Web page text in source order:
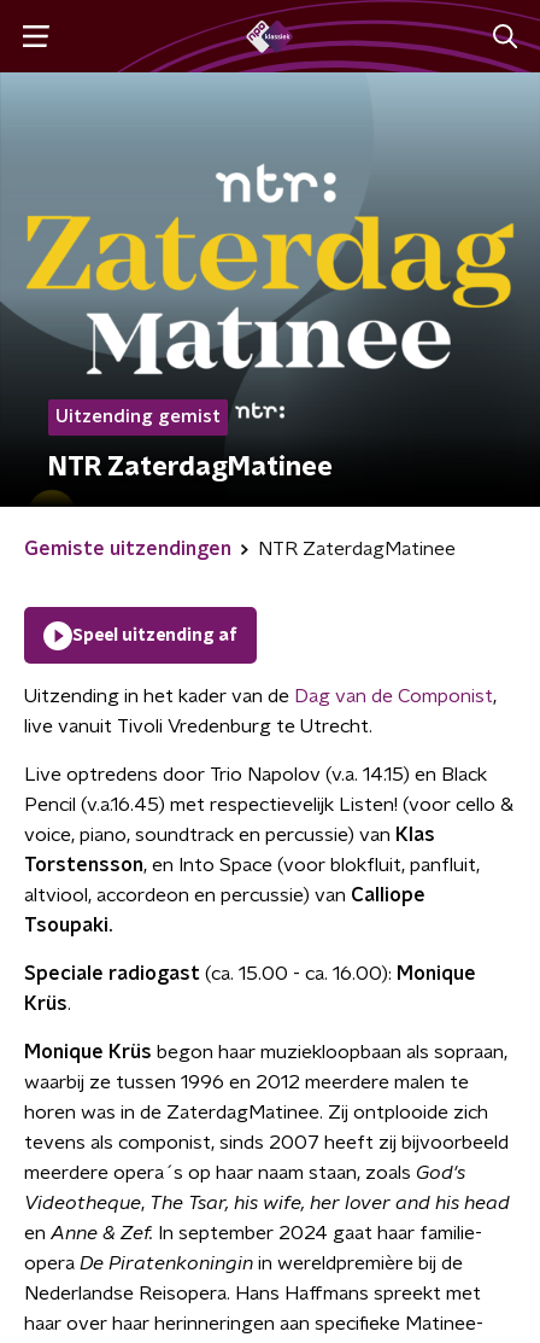
Uitzending gemist
NTR ZaterdagMatinee
Gemiste uitzendingen NTR ZaterdagMatinee
Speel uitzending af
Uitzending in het kader van de Dag van de Componist,
live vanuit Tivoli Vredenburg te Utrecht.
Live optredens door Trio Napolov (v.a. 14.15) en Black
Pencil (v.a.16.45) met respectievelijk Listen! (voor cello &
voice, piano, soundtrack en percussie) van Klas
Torstensson, en Into Space (voor blokfluit, panfluit,
altviool, accordeon en percussie) van Calliope
Tsoupaki.
Speciale radiogast (ca. 15.00 - ca. 16.00): Monique
Krüs.
Monique Krüs begon haar muziekloopbaan als sopraan,
waarbij ze tussen 1996 en 2012 meerdere malen te
horen was in de ZaterdagMatinee. Zij ontplooide zich
tevens als componist, sinds 2007 heeft zij bijvoorbeeld
meerdere opera´s op haar naam staan, zoals God's
Videotheque, The Tsar, his wife, her lover and his head
en Anne & Zef. In september 2024 gaat haar familie-
opera De Piratenkoningin in wereldpremière bij de
Nederlandse Reisopera. Hans Haffmans spreekt met
haar over haar herinneringen aan specifieke Matinee-